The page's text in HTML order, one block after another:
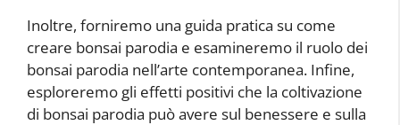
Inoltre, forniremo una guida pratica su come
creare bonsai parodia e esamineremo il ruolo dei
bonsai parodia nell’arte contemporanea. Infine,
esploreremo gli effetti positivi che la coltivazione
di bonsai parodia può avere sul benessere e sulla